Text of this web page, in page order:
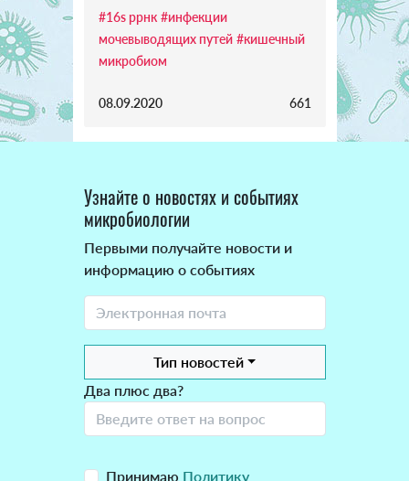
#16s ррнк #инфекции
мочевыводящих путей #кишечный
микробиом
08.09.2020 661
Узнайте о новостях и событиях
микробиологии
Первыми получайте новости и
информацию о событиях
Тип новостей
Два плюс два?
Принимаю Политику